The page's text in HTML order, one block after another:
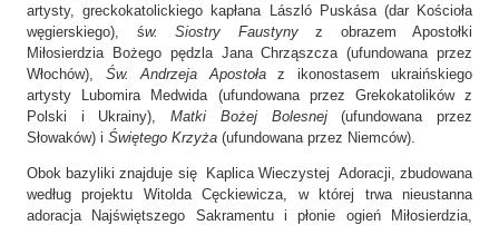
artysty, greckokatolickiego kapłana László Puskása (dar Kościoła
węgierskiego), św. Siostry Faustynyz obrazem Apostołki
Miłosierdzia Bożego pędzla Jana Chrząszcza (ufundowana przez
Włochów), Św. Andrzeja Apostołaz ikonostasem ukraińskiego
artysty Lubomira Medwida (ufundowana przez Grekokatolików z
Polski i Ukrainy),Matki Bożej Bolesnej(ufundowana przez
Słowaków) i Świętego Krzyża (ufundowana przez Niemców).
Obok bazyliki znajduje się Kaplica Wieczystej Adoracji, zbudowana
według projektu Witolda Cęckiewicza, w której trwa nieustanna
adoracja Najświętszego Sakramentu i płonie ogień Miłosierdzia,